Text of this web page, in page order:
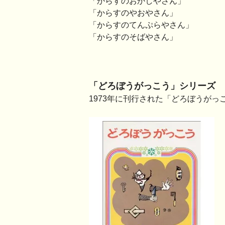
「からすのやおやさん」
「からすのてんぷらやさん」
「からすのそばやさん」
「どろぼうがっこう」シリーズ
1973年に刊行された「どろぼうがっ